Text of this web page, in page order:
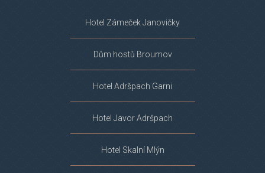
Hotel Zámeček Janovičky
Dům hostů Broumov
Hotel Adršpach Garni
Hotel Javor Adršpach
Hotel Skalní Mlýn